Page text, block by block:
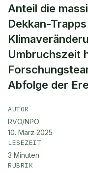
Anteil die
Dekkan-
Umbruchszeit
Abfolge der
AUTOR
RVO/NPO
10. März 2025
LESEZEIT
3 Minuten
RUBRIK